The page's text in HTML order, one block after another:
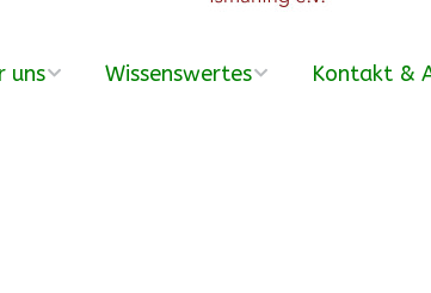
uns Wissenswertes Kontakt &